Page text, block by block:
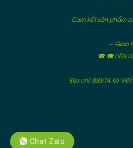
– Cam kết sản phẩm
– Giao
☎ ☎ LIÊN
Địa chỉ: 860/14 Xô
Chat Zalo